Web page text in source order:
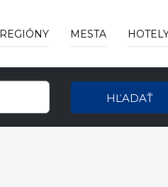
REGIÓNY MESTA
HĽADAŤ